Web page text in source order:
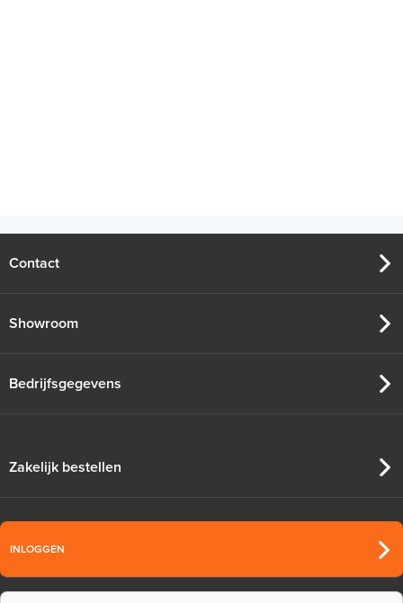
Contact
Showroom
Bedrijfsgegevens
Zakelijk bestellen
INLOGGEN